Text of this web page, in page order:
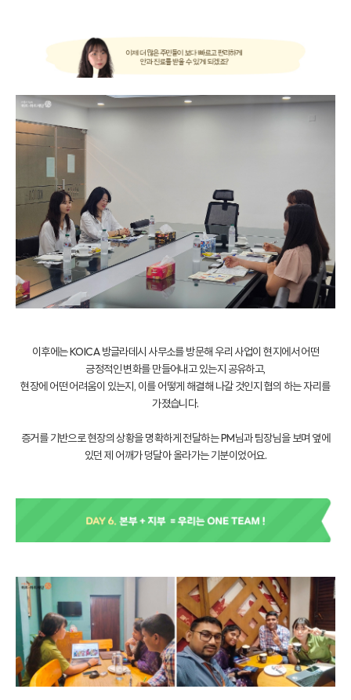
이후에는 KOICA 방글라데시 사무소를 방문해 우리 사업이 현지에서 어떤
긍정적인 변화를 만들어내고 있는지 공유하고,
현장에 어떤 어려움이 있는지, 이를 어떻게 해결해 나갈 것인지 협의 하는 자리를
가졌습니다.
증거를 기반으로 현장의 상황을 명확하게 전달하는 PM님과 팀장님을 보며 옆에
있던 제 어깨가 덩달아 올라가는 기분이었어요.